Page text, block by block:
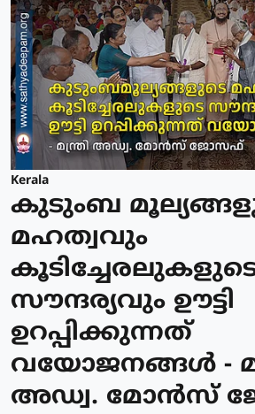
Kerala
കുടുംബ
മഹത്വവും
സൗന്ദര്യവും ഊട്ടി
ഉറപ്പിക്കുന്നത്
വയോജനങ്ങള്‍ -
അഡ്വ. മോന്‍സ്